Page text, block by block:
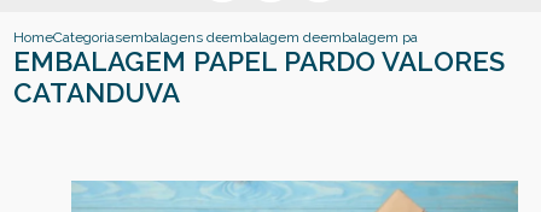
HomeCategoriasembalagens de papelembalagem de papelembalagem papel pardo valores
EMBALAGEM PAPEL PARDO VALORES
CATANDUVA